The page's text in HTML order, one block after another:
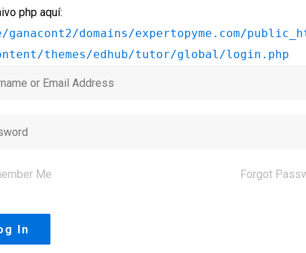
php aquí:
ganacont2/domains/expertopyme.com/
themes/edhub/tutor/global/login.php
Me Forgot